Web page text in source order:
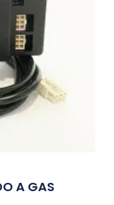
A GAS